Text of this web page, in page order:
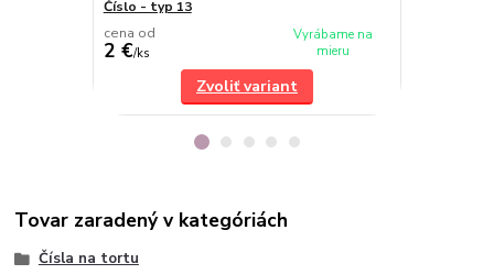
Číslo - typ 13
cena od
2 €/ks
Vyrábame na
mieru
Zvoliť variant
Tovar zaradený v kategóriách
Čísla na tortu